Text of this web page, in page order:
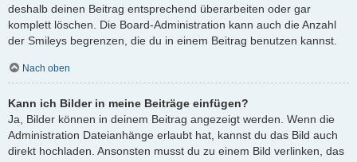
deshalb deinen Beitrag entsprechend überarbeiten oder gar
komplett löschen. Die Board-Administration kann auch die Anzahl
der Smileys begrenzen, die du in einem Beitrag benutzen kannst.
Nach oben
Kann ich Bilder in meine Beiträge einfügen?
Ja, Bilder können in deinem Beitrag angezeigt werden. Wenn die
Administration Dateianhänge erlaubt hat, kannst du das Bild auch
direkt hochladen. Ansonsten musst du zu einem Bild verlinken, das